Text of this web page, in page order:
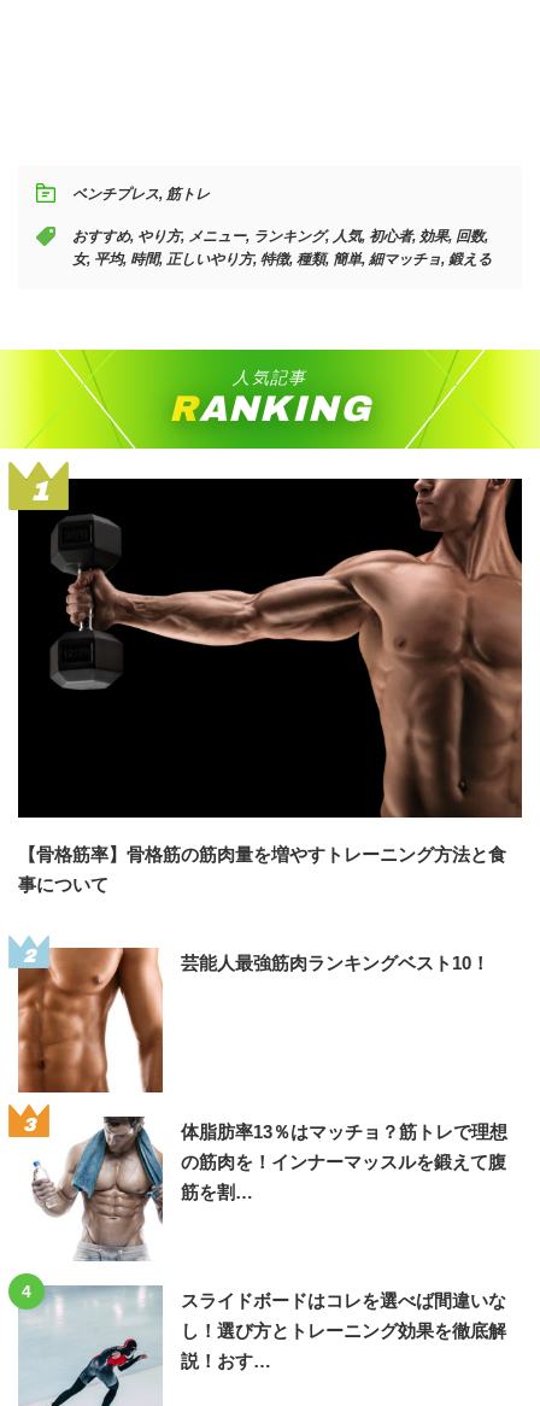
ベンチプレス, 筋トレ
おすすめ, やり方, メニュー, ランキング, 人気, 初心者, 効果, 回数,
女, 平均, 時間, 正しいやり方, 特徴, 種類, 簡単, 細マッチョ, 鍛える
人気記事
RANKING
1
【骨格筋率】骨格筋の筋肉量を増やすトレーニング方法と食
事について
2 芸能人最強筋肉ランキングベスト10！
3
体脂肪率13％はマッチョ？筋トレで理想
の筋肉を！インナーマッスルを鍛えて腹
筋を割…
4
スライドボードはコレを選べば間違いな
し！選び方とトレーニング効果を徹底解
説！おす…